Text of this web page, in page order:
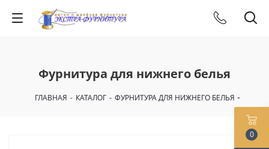
Фурнитура для нижнего белья
ГЛАВНАЯ - КАТАЛОГ - ФУРНИТУРА ДЛЯ НИЖНЕГО БЕЛЬЯ
0